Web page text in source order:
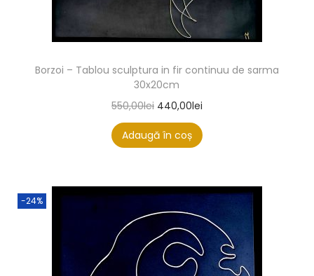
Borzoi – Tablou sculptura in fir continuu de sarma
30x20cm
550,00lei 440,00lei
Adaugă în coș
-24%